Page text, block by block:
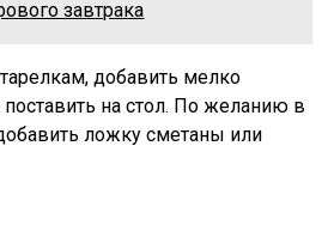
завтрака
добавить мелко
на стол. По желанию в
ложку сметаны или